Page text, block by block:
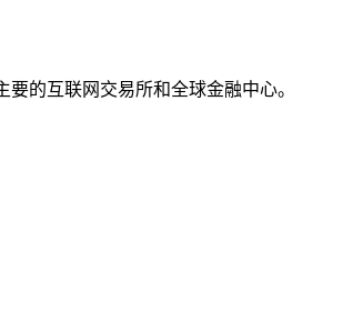
的互联网交易所和全球金融中心。